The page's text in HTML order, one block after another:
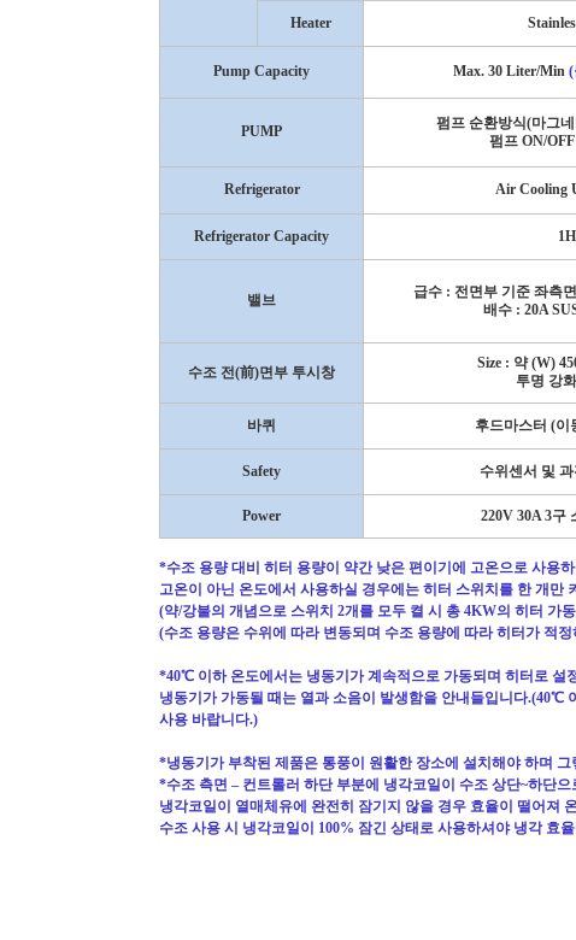
Heater
Pump Capacity Max. 30 Liter/Min (
PUMP 펌프 순환방식(마그
펌프 ON/OFF
Refrigerator Air Cooling
Refrigerator Capacity
밸브 급수 : 전면부 기준 좌측
배수 : 20A
수조 전(前)면부 투시창
Size : 약(W)
투명 강
바퀴 후드마스터 (이
Safety 수위센서 및
Power 220V 30A 3구
*수조 용량 대비 히터 용량이 약간 낮은 편이기에 고온으로 사용
고온이 아닌 온도에서 사용하실 경우에는 히터 스위치를 한 개만
(약/강불의 개념으로 스위치 2개를 모두 켤 시 총 4KW의 히터 가동
(수조 용량은 수위에 따라 변동되며 수조 용량에 따라 히터가 적
*40℃ 이하 온도에서는 냉동기가 계속적으로 가동되며 히터로 설
냉동기가 가동될 때는 열과 소음이 발생함을 안내들입니다.(40℃
사용 바랍니다.)
*냉동기가 부착된 제품은 통풍이 원활한 장소에 설치해야 하며
*수조 측면 – 컨트롤러 하단 부분에 냉각코일이 수조 상단~하단으
냉각코일이 열매체유에 완전히 잠기지 않을 경우 효율이 떨어져
수조 사용 시 냉각코일이 100% 잠긴 상태로 사용하셔야 냉각 효